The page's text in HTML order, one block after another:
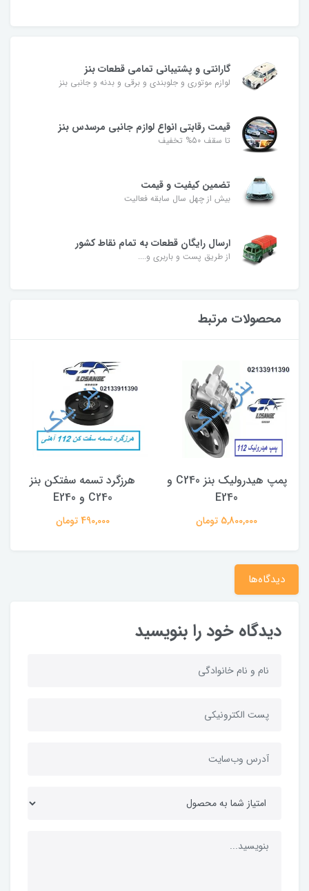
گارانتی و پشتیبانی تمامی قطعات بنز
لوازم موتوری و جلوبندی و برقی و بدنه و جانبی بنز
قیمت رقابتی انواع لوازم جانبی مرسدس بنز
تا سقف 50% تخفیف
تضمین کیفیت و قیمت
بیش از چهل سال سابقه فعالیت
ارسال رایگان قطعات به تمام نقاط کشور
از طریق پست و باربری و....
محصولات مرتبط
پمپ هیدرولیک بنز C240 و
E240
5,800,000 تومان
هرزگرد تسمه سفتکن بنز
C240 و E240
490,000 تومان
دیدگاه‌ها
دیدگاه خود را بنویسید